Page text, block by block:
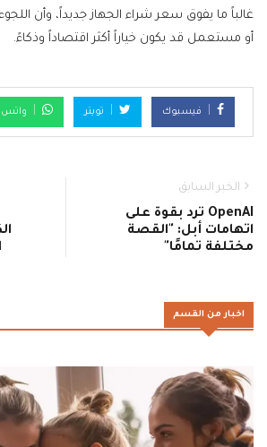
غالباً ما يفوق سعر شراء الجهاز جديداً، وأن
أو مستعمل قد يكون خياراً أكثر اقتصاداً وذكاءً.
فيسبوك تويتر واتس
الخبر السابق
OpenAI ترد بقوة على
اتهامات أبل: "القصة
مختلفة تمامًا"
اخبار من القسم